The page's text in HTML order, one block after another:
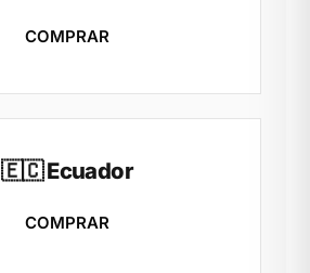
COMPRAR
🇪🇨 Ecuador
COMPRAR